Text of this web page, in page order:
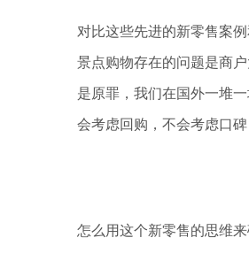
对比这些先进的新零售案
景点购物存在的问题是商
是原罪，我们在国外一堆
会考虑回购，不会考虑口
怎么用这个新零售的思维